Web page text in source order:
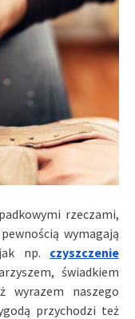
rzeczami,
wymagają
np.
czyszczenie
świadkiem
wyrazem naszego
przychodzi też